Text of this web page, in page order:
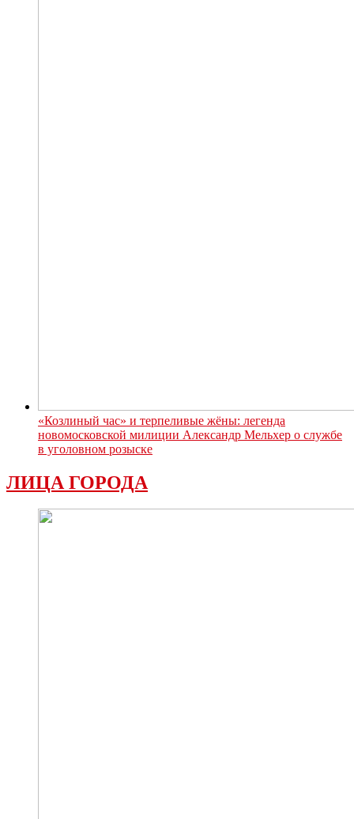
«Козлиный час» и терпеливые жёны: легенда
новомосковской милиции Александр Мельхер о службе
в уголовном розыске
ЛИЦА ГОРОДА